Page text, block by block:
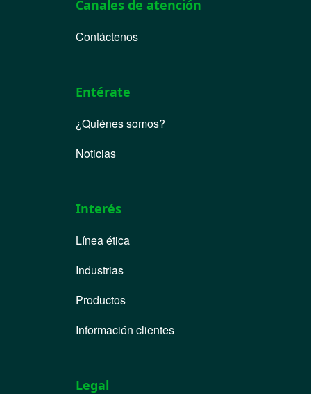
Canales de atención
Contáctenos
Entérate
¿Quiénes somos?
Noticias
Interés
Línea ética
Industrias
Productos
Información clientes
Legal